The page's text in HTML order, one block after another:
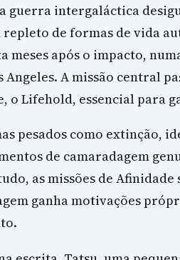
guerra intergaláctica
de formas de vida
meses após o impacto,
Angeles. A missão central
o Lifehold, essencial para
pesados como extinção,
de camaradagem
as missões de
ganha motivações